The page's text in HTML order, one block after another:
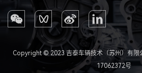
Copyright © 2023 吉泰车辆技术（苏州）有
17062372号